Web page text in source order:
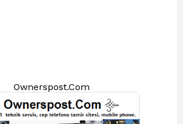
Ownerspost.Com